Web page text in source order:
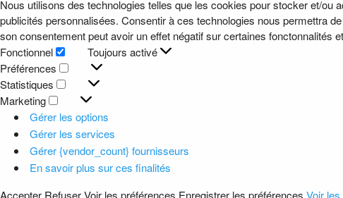
Nous utilisons des technologies telles que les cookies pour stocker et/ou
publicités personnalisées. Consentir à ces technologies nous permettra
son consentement peut avoir un effet négatif sur certaines fonctonnalités
Fonctionnel
Fonctionnel
Toujours activé
Préférences
Préférences
Statistiques
Statistiques
Marketing
Marketing
Gérer les options
Gérer les services
Gérer {vendor_count} fournisseurs
En savoir plus sur ces finalités
Accepter RefuserVoir les préférences Enregistrer les préférences Voir